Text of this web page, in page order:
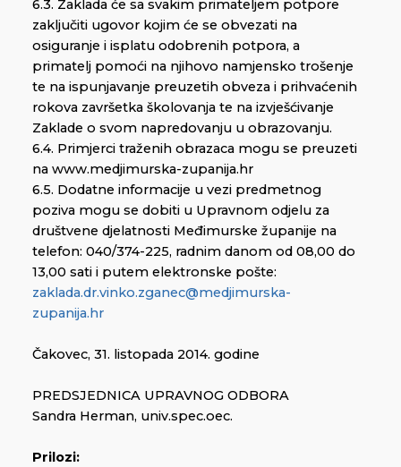
6.3. Zaklada će sa svakim primateljem potpore
zaključiti ugovor kojim će se obvezati na
osiguranje i isplatu odobrenih potpora, a
primatelj pomoći na njihovo namjensko trošenje
te na ispunjavanje preuzetih obveza i prihvaćenih
rokova završetka školovanja te na izvješćivanje
Zaklade o svom napredovanju u obrazovanju.
6.4. Primjerci traženih obrazaca mogu se preuzeti
na www.medjimurska-zupanija.hr
6.5. Dodatne informacije u vezi predmetnog
poziva mogu se dobiti u Upravnom odjelu za
društvene djelatnosti Međimurske županije na
telefon: 040/374-225, radnim danom od 08,00 do
13,00 sati i putem elektronske pošte:
zaklada.dr.vinko.zganec@medjimurska-
zupanija.hr
Čakovec, 31. listopada 2014. godine
PREDSJEDNICA UPRAVNOG ODBORA
Sandra Herman, univ.spec.oec.
Prilozi: